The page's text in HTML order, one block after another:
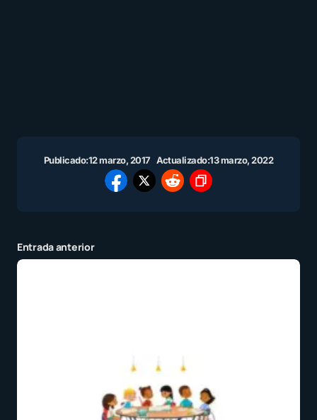
Publicado:12 marzo, 2017 Actualizado:13 marzo, 2022
Entrada anterior